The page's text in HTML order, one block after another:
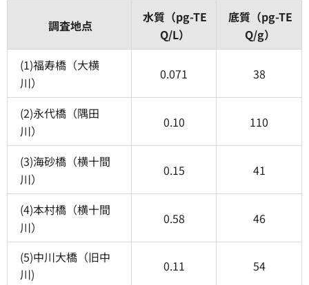
調査地点
水質（pg-TE
Q/L）
底質（pg-TE
Q/g）
(1)福寿橋（大横
川）
0.071 38
(2)永代橋（隅田
川）
0.10 110
(3)海砂橋（横十間
川）
0.15 41
(4)本村橋（横十間
川）
0.58 46
(5)中川大橋（旧中
川)
0.11 54